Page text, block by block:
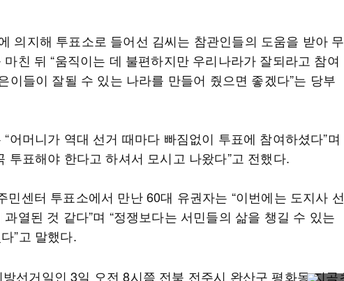
의지해 투표소로 들어선 김씨는 참관인들의 도움을 받아 무
마친 뒤 “움직이는 데 불편하지만 우리나라가 잘되라고 참여
이들이 잘될 수 있는 나라를 만들어 줬으면 좋겠다”는 당부
어머니가 역대 선거 때마다 빠짐없이 투표에 참여하셨다”며
투표해야 한다고 하셔서 모시고 나왔다”고 전했다.
민센터 투표소에서 만난 60대 유권자는 “이번에는 도지사 선
열된 것 같다”며 “정쟁보다는 서민들의 삶을 챙길 수 있는
”고 말했다.